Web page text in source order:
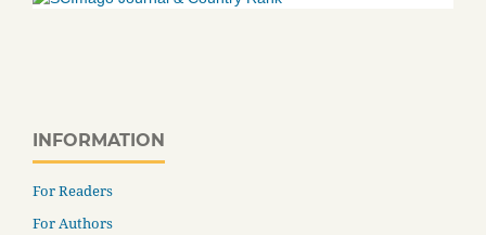
INFORMATION
For Readers
For Authors